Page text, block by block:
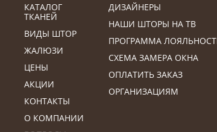
КАТАЛОГ
ТКАНЕЙ
ВИДЫ ШТОР
ЖАЛЮЗИ
ЦЕНЫ
АКЦИИ
КОНТАКТЫ
О КОМПАНИИ
ДИЗАЙНЕРЫ
НАШИ ШТОРЫ НА ТВ
ПРОГРАММА
СХЕМА ЗАМЕРА ОКНА
ОПЛАТИТЬ ЗАКАЗ
ОРГАНИЗАЦИЯМ